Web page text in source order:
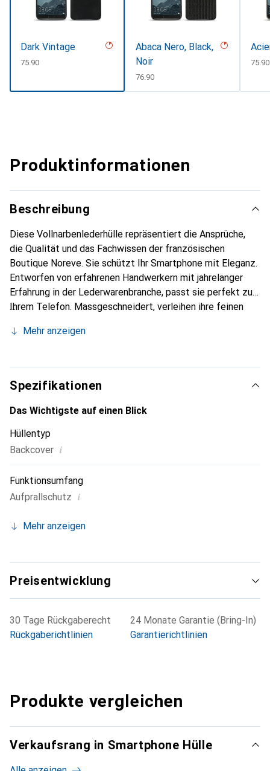
Dark Vintage
CHF
75.90
Abaca Nero, Black,
Noir
CHF
76.90
CHF
75.90
Produktinformationen
Beschreibung
Diese Vollnarbenlederhülle repräsentiert die Ansprüche,
die Qualität und das Fachwissen der französischen
Boutique Noreve. Sie schützt Ihr Smartphone mit Eleganz.
Entworfen von erfahrenen Handwerkern mit jahrelanger
Erfahrung in der Lederwarenbranche, passt sie perfekt zu
Ihrem Telefon. Massgeschneidert, verleihen ihre feinen
und unverzichtbaren Accessoire für Ihr Smartphone.
die Marke Noreve eine zuverlässige Wahl für eine
anspruchsvolle Kundschaft.
Mehr anzeigen
Spezifikationen
Das Wichtigste auf einen Blick
Hüllentyp
Backcover i
Funktionsumfang
Aufprallschutz i
Mehr anzeigen
Preisentwicklung
30 Tage Rückgaberecht
Rückgaberichtlinien
24 Monate Garantie (Bring-In)
Garantierichtlinien
Produkte vergleichen
Verkaufsrang in Smartphone Hülle